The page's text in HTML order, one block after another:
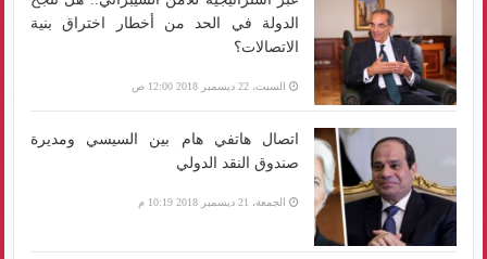
الدولة في الحد من أخطار اختراق بنية
الاتصالات؟
السبت، 22 ديسمبر 2018 12:00 ص
اتصال هاتفي هام بين السيسي ومديرة
صندوق النقد الدولي
الجمعة، 21 ديسمبر 2018 10:19 م